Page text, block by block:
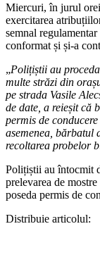
Miercuri, în jurul
exercitarea
semnal
conformat și și-a
„Polițiștii au
multe străzi din
pe strada Vasile
de date, a reieșit că
permis de
asemenea, bărbatul
recoltarea probelor
Polițiștii au întocmit
prelevarea de
poseda permis de
Distribuie articolul: